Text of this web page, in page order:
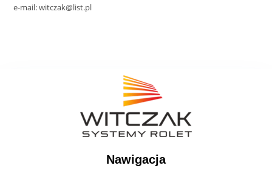
e-mail: witczak@list.pl
Nawigacja